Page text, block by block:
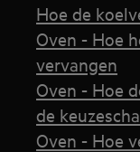
Hoe de
Oven - Hoe
vervangen
Oven - Hoe
de
Oven - Hoe